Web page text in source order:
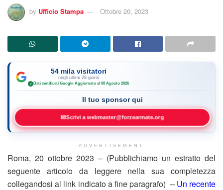
by Ufficio Stampa Ottobre 20, 2023
54 mila visitatori
negli ultimi 28 giorni
✓ Dati certificati Google·Aggiornato al 08 Agosto 2026
Il tuo sponsor qui
✉Scrivi a webmaster@forzearmate.org
ADVERTISEMENT
Roma, 20 ottobre 2023 – (Pubblichiamo un estratto del
seguente articolo da leggere nella sua completezza
collegandosi al link indicato a fine paragrafo) – Un recente